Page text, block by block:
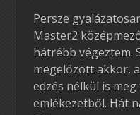
Persze
Master2
hátrébb végeztem.
megelőzött akkor,
edzés nélkül is
emlékezetből. Hát